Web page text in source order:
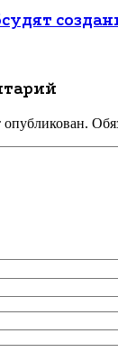
опубликован.